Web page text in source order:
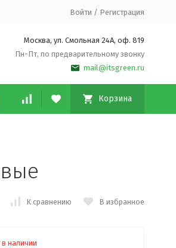
Войти / Регистрация
Москва, ул. Смольная 24А, оф. 819
Пн-Пт, по предварительному звонку
mail@itsgreen.ru
Корзина
К сравнению В избранное
в наличии